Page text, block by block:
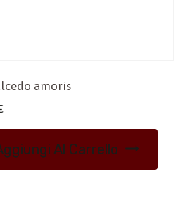
amoris
Al Carrello